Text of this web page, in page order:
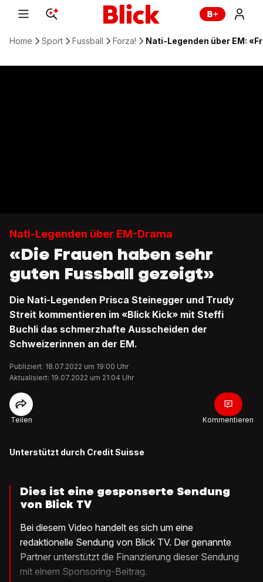
Home Sport Fussball Forza! Nati-Legenden über EM:
Nati-Legenden über EM-Drama
«Die Frauen haben sehr
guten Fussball gezeigt»
Die Nati-Legenden Prisca Steinegger und Trudy
Streit kommentieren im «Blick Kick» mit Steffi
Buchli das schmerzhafte Ausscheiden der
Schweizerinnen an der EM.
Publiziert: 18.07.2022 um 19:00 Uhr
Aktualisiert: 19.07.2022 um 21:04 Uhr
Teilen Kommentieren
Unterstützt durch Credit Suisse
Dies ist eine gesponserte Sendung
von Blick TV
Bei diesem Video handelt es sich um eine
redaktionelle Sendung von Blick TV. Der genannte
Partner unterstützt die Finanzierung dieser Sendung
mit einem Sponsoring-Beitrag.